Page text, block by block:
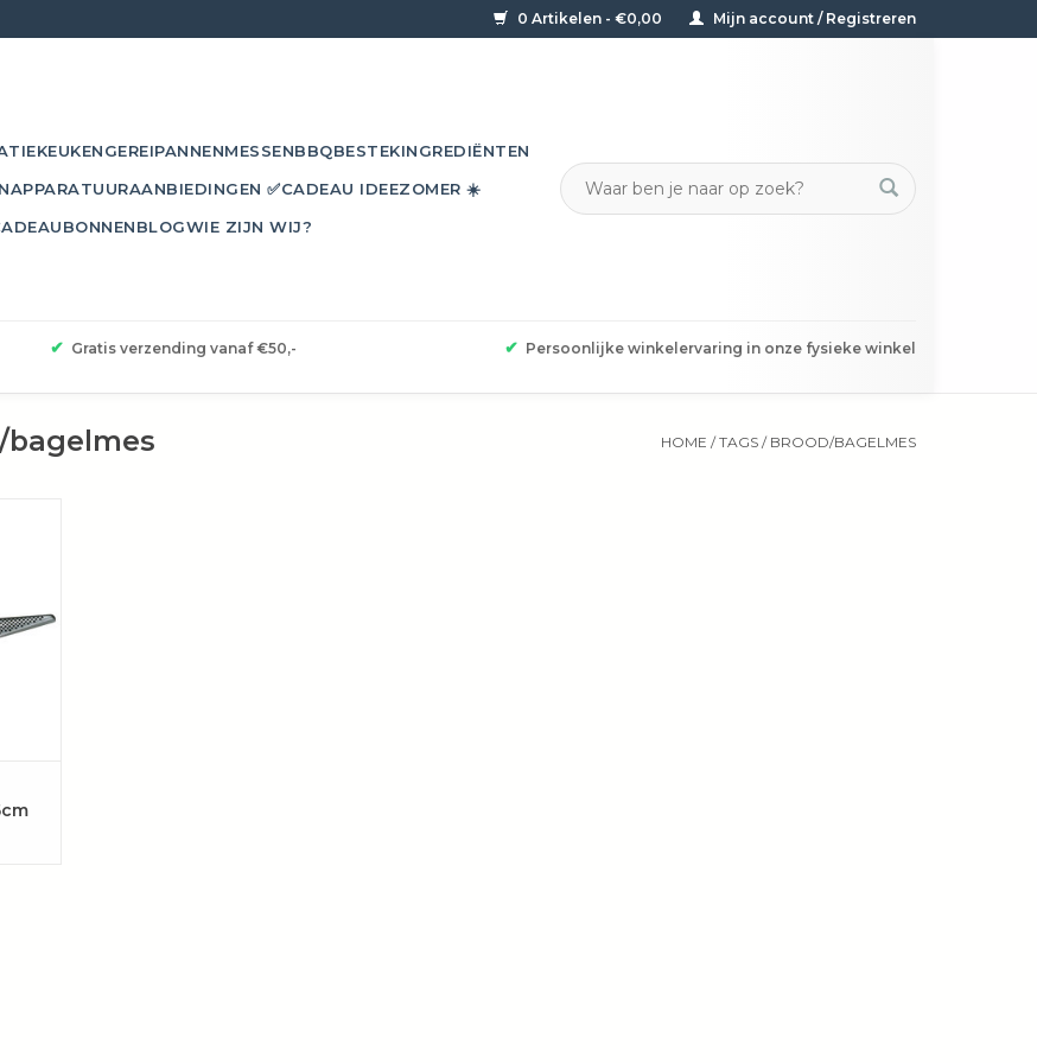
0 Artikelen - €0,00 Mijn account / Registreren
KEUKENGEREIPANNENMESSENBBQBESTEKINGREDIËNTEN
APPARATUURAANBIEDINGEN ✅CADEAU IDEEZOMER ☀️
BLOGWIE ZIJN WIJ?
✔ Gratis verzending vanaf €50,- ✔ Persoonlijke winkelervaring in onze fysieke winkel
HOME /TAGS / BROOD/BAGELMES